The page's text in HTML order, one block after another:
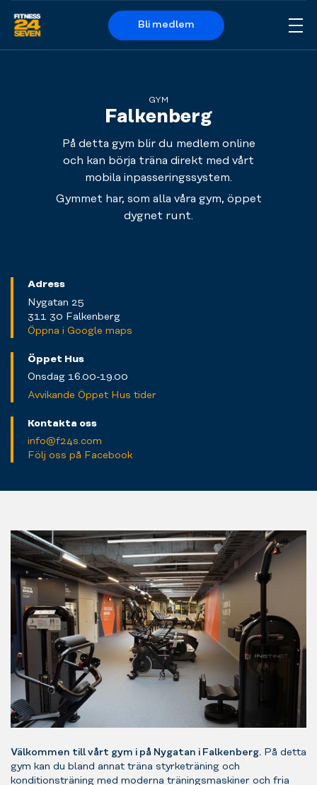
Logo
Bli medlem
GYM
Falkenberg
På detta gym blir du medlem online
och kan börja träna direkt med vårt
mobila inpasseringssystem.
Gymmet har, som alla våra gym, öppet
dygnet runt.
Adress
Nygatan 25
311 30 Falkenberg
Öppna i Google maps
Öppet Hus
Onsdag 16.00-19.00
Avvikande Öppet Hus tider
Kontakta oss
info@f24s.com
Följ oss på Facebook
Välkommen till vårt gym i på Nygatan i Falkenberg. På detta
gym kan du bland annat träna styrketräning och
konditionsträning med moderna träningsmaskiner och fria